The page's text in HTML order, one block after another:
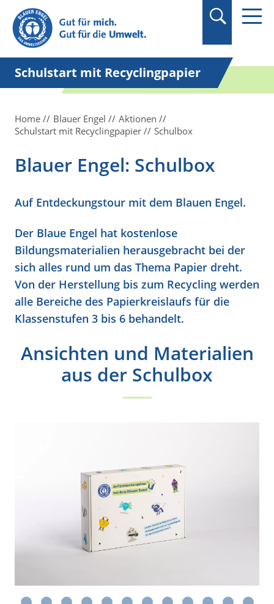
Suchbegriff in
Anführungszeichen
setzen.
Schulstart mit Recyclingpapier
Home Blauer Engel
Aktionen
Schulstart mit Recyclingpapier
Schulbox
Blauer Engel: Schulbox
Auf Entdeckungstour mit dem Blauen Engel.
Der Blaue Engel hat kostenlose
Bildungsmaterialien herausgebracht bei der
sich alles rund um das Thema Papier dreht.
Von der Herstellung bis zum Recycling werden
alle Bereiche des Papierkreislaufs für die
Klassenstufen 3 bis 6 behandelt.
Ansichten und Materialien
aus der Schulbox